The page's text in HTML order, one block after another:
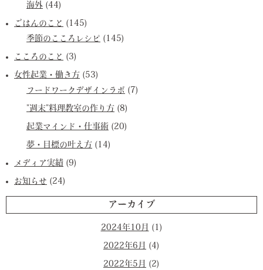
海外 (44)
ごはんのこと (145)
季節のこころレシピ (145)
こころのこと (3)
女性起業・働き方 (53)
フードワークデザインラボ (7)
”週末”料理教室の作り方 (8)
起業マインド・仕事術 (20)
夢・目標の叶え方 (14)
メディア実績 (9)
お知らせ (24)
アーカイブ
2024年10月 (1)
2022年6月 (4)
2022年5月 (2)